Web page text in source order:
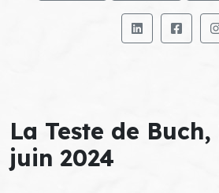
La Teste de
juin 2024